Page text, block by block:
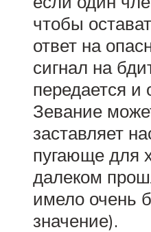
чтобы
ответ на
сигнал на
передается и
Зевание
заставляет
пугающе для
далеком
имело очень
значение).